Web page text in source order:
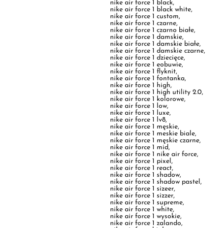
nike air force 1 damskie białe
nike air force 1 damskie czarne
nike air force 1 dziecięce
nike air force 1 eobuwie ,
nike air force 1 flyknit,
nike air force 1 fontanka,
nike air force 1 high,
nike air force 1 high utility 2.0,
nike air force 1 kolorowe,
nike air force 1 low,
nike air force 1 luxe,
nike air force 1 lv8,
nike air force 1 męskie ,
nike air force 1 meskie biale,
nike air force 1 męskie czarne
nike air force 1 mid
nike air force 1 nike air force
nike air force 1 pixel ,
nike air force 1 react,
nike air force 1 shadow ,
nike air force 1 shadow pastel
nike air force 1 sizeer
nike air force 1 sizzer,
nike air force 1 supreme
nike air force 1 white
nike air force 1 wysokie,
nike air force 1 zalando ,
nike air force białe,
nike air force biało czarne
nike air force black,
nike air force custom ,
nike air force czarne,
nike air force czarno białe